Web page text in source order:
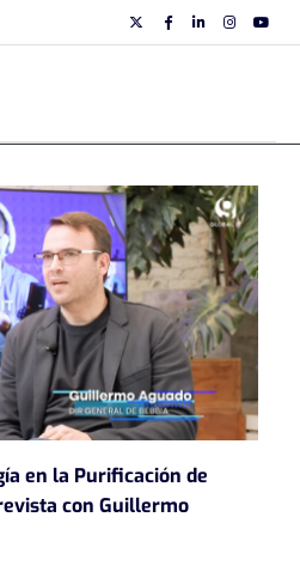
TwiiterFacebook
Linkedin
en la Purificación de
con Guillermo